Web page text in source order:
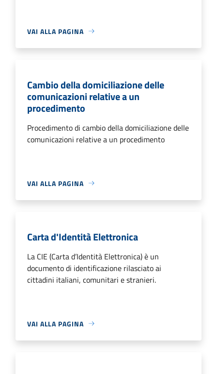
VAI ALLA PAGINA
Cambio della domiciliazione delle
comunicazioni relative a un
procedimento
Procedimento di cambio della domiciliazione delle
comunicazioni relative a un procedimento
VAI ALLA PAGINA
Carta d'Identità Elettronica
La CIE (Carta d’Identità Elettronica) è un
documento di identificazione rilasciato ai
cittadini italiani, comunitari e stranieri.
VAI ALLA PAGINA